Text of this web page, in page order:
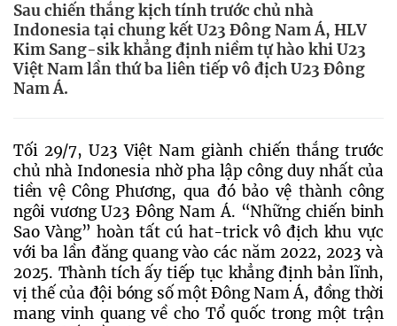
Sau chiến thắng kịch tính trước chủ nhà
Indonesia tại chung kết U23 Đông Nam Á, HLV
Kim Sang-sik khẳng định niềm tự hào khi U23
Việt Nam lần thứ ba liên tiếp vô địch U23 Đông
Nam Á.
Tối 29/7, U23 Việt Nam giành chiến thắng trước
chủ nhà Indonesia nhờ pha lập công duy nhất của
tiền vệ Công Phương, qua đó bảo vệ thành công
ngôi vương U23 Đông Nam Á. “Những chiến binh
Sao Vàng” hoàn tất cú hat-trick vô địch khu vực
với ba lần đăng quang vào các năm 2022, 2023 và
2025. Thành tích ấy tiếp tục khẳng định bản lĩnh,
vị thế của đội bóng số một Đông Nam Á, đồng thời
mang vinh quang về cho Tổ quốc trong một trận